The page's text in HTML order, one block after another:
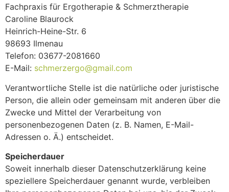
Fachpraxis für Ergotherapie & Schmerztherapie
Caroline Blaurock
Heinrich-Heine-Str. 6
98693 Ilmenau
Telefon: 03677-2081660
E-Mail: schmerzergo@gmail.com
Verantwortliche Stelle ist die natürliche oder juristische
Person, die allein oder gemeinsam mit anderen über die
Zwecke und Mittel der Verarbeitung von
personenbezogenen Daten (z. B. Namen, E-Mail-
Adressen o. Ä.) entscheidet.
Speicherdauer
Soweit innerhalb dieser Datenschutzerklärung keine
speziellere Speicherdauer genannt wurde, verbleiben